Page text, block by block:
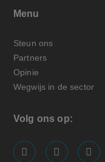
Menu
Steun ons
Partners
Opinie
Wegwijs in de sector
Volg ons op: